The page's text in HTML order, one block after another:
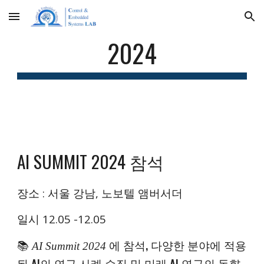
Skip to main content Skip to navigation
2024
AI SUMMIT 2024 참석
장소 : 서울 강남, 노보텔 앰버서더
일시 12.05 -12.05
📚 AI Summit 2024 에 참석, 다양한 분야에 적용